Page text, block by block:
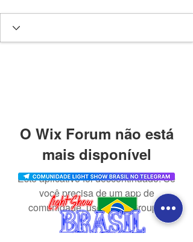
O Wix Forum não está
mais disponível
Este aplicativo foi descontinuado. Se
você precisa de um app de
comunidade, use o Wix Groups.